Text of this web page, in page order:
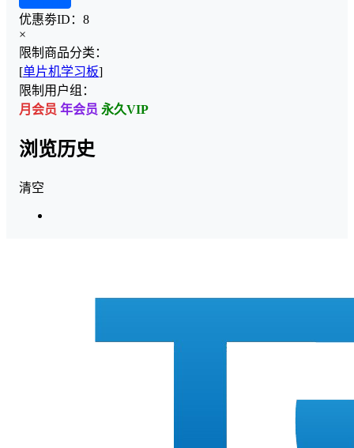
优惠劵ID： 8
×
限制商品分类：
[单片机学习板]
限制用户组：
月会员 年会员 永久VIP
浏览历史
清空